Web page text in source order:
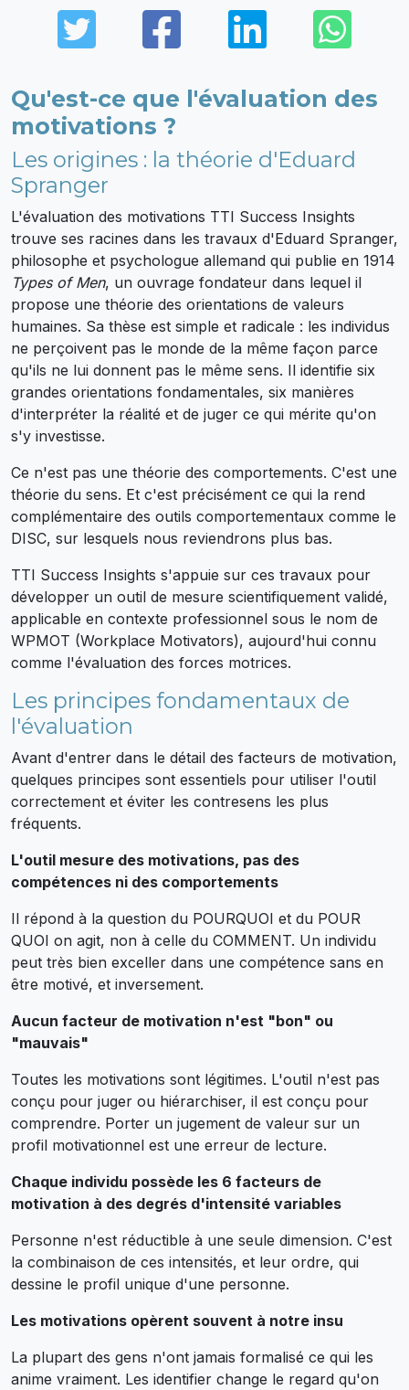
TwitterFacebook
LinkedIn
Qu'est-ce que l'évaluation des
motivations ?
Les origines : la théorie d'Eduard
Spranger
L'évaluation des motivations TTI Success Insights
trouve ses racines dans les travaux d'Eduard Spranger,
philosophe et psychologue allemand qui publie en 1914
Types of Men, un ouvrage fondateur dans lequel il
propose une théorie des orientations de valeurs
humaines. Sa thèse est simple et radicale : les individus
ne perçoivent pas le monde de la même façon parce
qu'ils ne lui donnent pas le même sens. Il identifie six
grandes orientations fondamentales, six manières
d'interpréter la réalité et de juger ce qui mérite qu'on
s'y investisse.
Ce n'est pas une théorie des comportements. C'est une
théorie du sens. Et c'est précisément ce qui la rend
complémentaire des outils comportementaux comme le
DISC, sur lesquels nous reviendrons plus bas.
TTI Success Insights s'appuie sur ces travaux pour
développer un outil de mesure scientifiquement validé,
applicable en contexte professionnel sous le nom de
WPMOT (Workplace Motivators), aujourd'hui connu
comme l'évaluation des forces motrices.
Les principes fondamentaux de
l'évaluation
Avant d'entrer dans le détail des facteurs de motivation,
quelques principes sont essentiels pour utiliser l'outil
correctement et éviter les contresens les plus
fréquents.
L'outil mesure des motivations, pas des
compétences ni des comportements
Il répond à la question du POURQUOI et du POUR
QUOI on agit, non à celle du COMMENT. Un individu
peut très bien exceller dans une compétence sans en
être motivé, et inversement.
Aucun facteur de motivation n'est "bon" ou
"mauvais"
Toutes les motivations sont légitimes. L'outil n'est pas
conçu pour juger ou hiérarchiser, il est conçu pour
comprendre. Porter un jugement de valeur sur un
profil motivationnel est une erreur de lecture.
Chaque individu possède les 6 facteurs de
motivation à des degrés d'intensité variables
Personne n'est réductible à une seule dimension. C'est
la combinaison de ces intensités, et leur ordre, qui
dessine le profil unique d'une personne.
Les motivations opèrent souvent à notre insu
La plupart des gens n'ont jamais formalisé ce qui les
anime vraiment. Les identifier change le regard qu'on